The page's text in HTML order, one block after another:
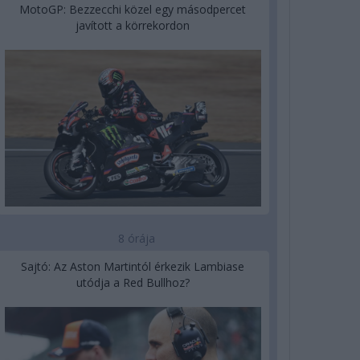
MotoGP: Bezzecchi közel egy másodpercet
javított a körrekordon
8 órája
Sajtó: Az Aston Martintól érkezik Lambiase
utódja a Red Bullhoz?